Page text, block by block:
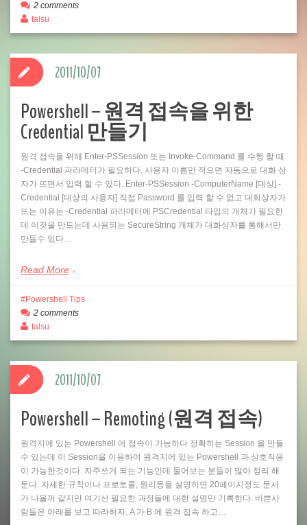
2 comments
talsu
Powershell – 원격 접속을 위한
Credential 만들기
원격 접속을 위해 Enter-PSSession 또는 Invoke-Command 를 수행 할 때
-Credential 파라메터가 필요하다. 사용자 이름만 적으면 자동으로 대화 상
자가 뜨면서 입력 할 수 있다. Enter-PSSession -ComputerName [대상] -
Credential [대상의 사용자] 직접 Password 를 입력 할 수 없고 대화상자가
뜨는 이유는 -Credential 파라메터에 PSCredential 타입의 개체가 필요한
데 이것을 만드는데 사용되는 SecureString 개체가 대화상자를 통해서만
만들수 있다…
Read More
2011/10/07
Powershell Tips
2 comments
talsu
Powershell – Remoting (원격 접속)
원격지에 있는 Powershell 에 접속이 가능하다 정확히는 Session 을 만들
수 있는데 이 Session을 이용하여 원격지에 있는 Powershell 과 상호작용
이 가능한것이다. 자주쓰게 되는 기능인데 물어보는 분들이 많아 정리 해
둔다. 자세한 규칙이나 프로토콜, 원리등을 설명하면 20페이지정도 문서
가 나올꺼 같지만 여기선 필요한 과정들에 대한 설명만 기록한다. 바쁜사
람들은 아래를 보고 따라하자. A 가 B 에 원격 접속 하고…
2011/10/07